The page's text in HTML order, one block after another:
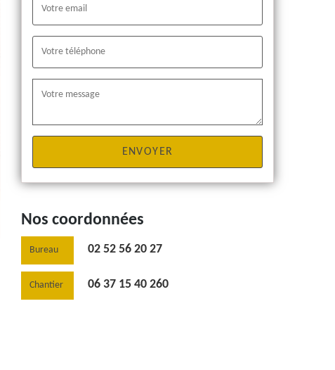
Nos coordonnées
Bureau 02 52 56 20 27
Chantier 06 37 15 40 260